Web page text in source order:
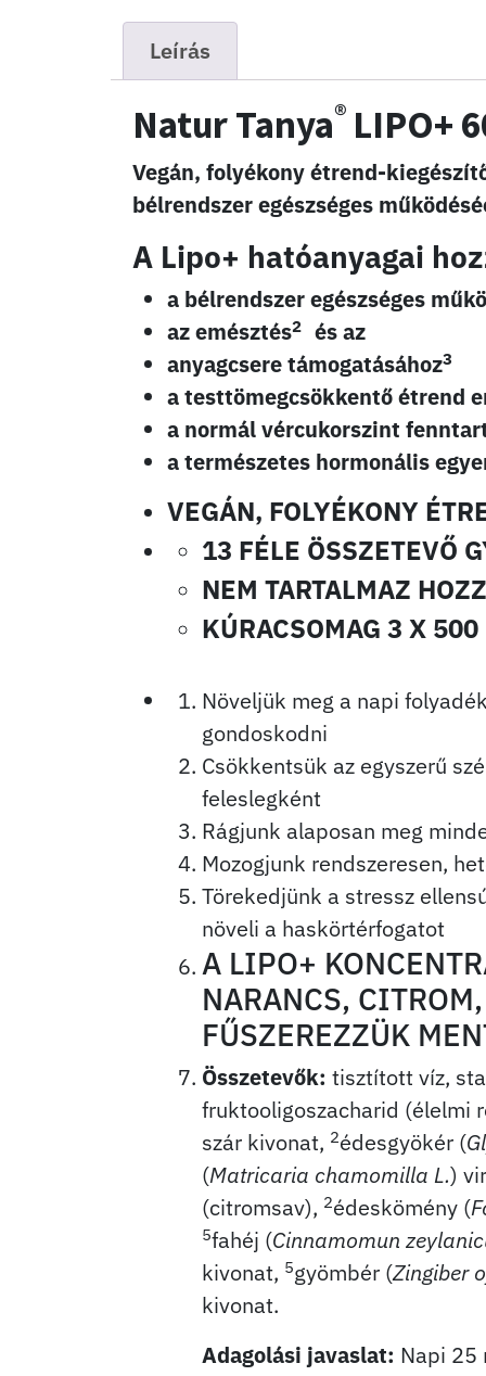
Leírás
Natur Tanya® LIPO+
Vegán, folyékony étrend-
bélrendszer egészséges
A Lipo+ hatóanyagai
a bélrendszer egészséges
az emésztés2 és az
anyagcsere támogatásához3
a testtömegcsökkentő étrend
a normál vércukorszint
a természetes hormonális
VEGÁN, FOLYÉKONY
13 FÉLE ÖSSZETEVŐ
NEM TARTALMAZ
KÚRACSOMAG 3 X
Növeljük meg a napi
gondoskodni
Csökkentsük az egyszerű
feleslegként
Rágjunk alaposan meg
Mozogjunk rendszeresen,
Törekedjünk a stressz
növeli a haskörtérfogatot
A LIPO+
NARANCS,
FŰSZEREZZÜK
Összetevők: tisztított víz,
fruktooligoszacharid (élelmi
szár kivonat, 2édesgyökér (
(Matricaria chamomilla L.)
(citromsav), 2édeskömény (
5fahéj (Cinnamomun
kivonat, 5gyömbér (Zingiber
kivonat.
Adagolási javaslat: Napi 25